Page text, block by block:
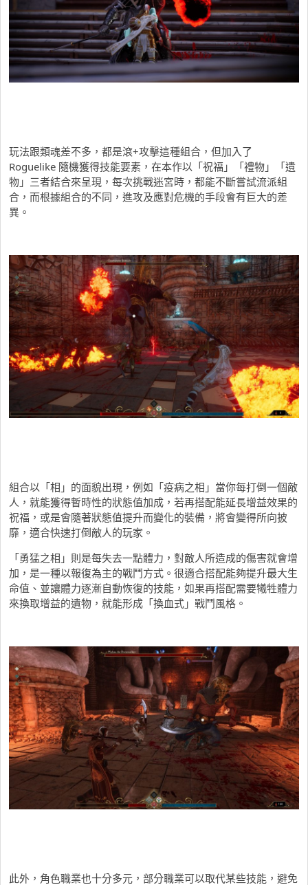
玩法跟類魂差不多，都是滾+攻擊這種組合，但加入了
Roguelike 隨機獲得技能要素，在本作以「祝福」「禮物」「遺
物」三者結合來呈現，每次挑戰迷宮時，都能不斷嘗試流派組
合，而根據組合的不同，進攻及應對危機的手段會有巨大的差
異。
組合以「相」的面貌出現，例如「疫病之相」當你每打倒一個敵
人，就能獲得暫時性的狀態值加成，若再搭配能延長增益效果的
祝福，或是會隨著狀態值提升而變化的裝備，將會變得所向披
靡，適合快速打倒敵人的玩家。
「勇猛之相」則是每失去一點體力，對敵人所造成的傷害就會增
加，是一種以報復為主的戰鬥方式。很適合搭配能夠提升最大生
命值、並讓體力逐漸自動恢復的技能，如果再搭配需要犧牲體力
來換取增益的遺物，就能形成「換血式」戰鬥風格。
此外，角色職業也十分多元，部分職業可以取代某些技能，避免